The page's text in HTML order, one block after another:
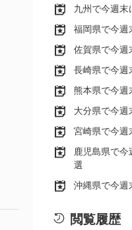
九州で今週末
福岡県で今週
佐賀県で今週
長崎県で今週
熊本県で今週
大分県で今週
宮崎県で今週
鹿児島県で今
選
沖縄県で今週
閲覧履歴